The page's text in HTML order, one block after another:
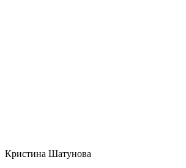
Кристина Шатунова